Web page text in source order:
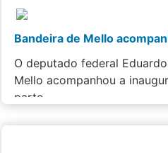
O deputado federal
Mello acompanhou a
parte…